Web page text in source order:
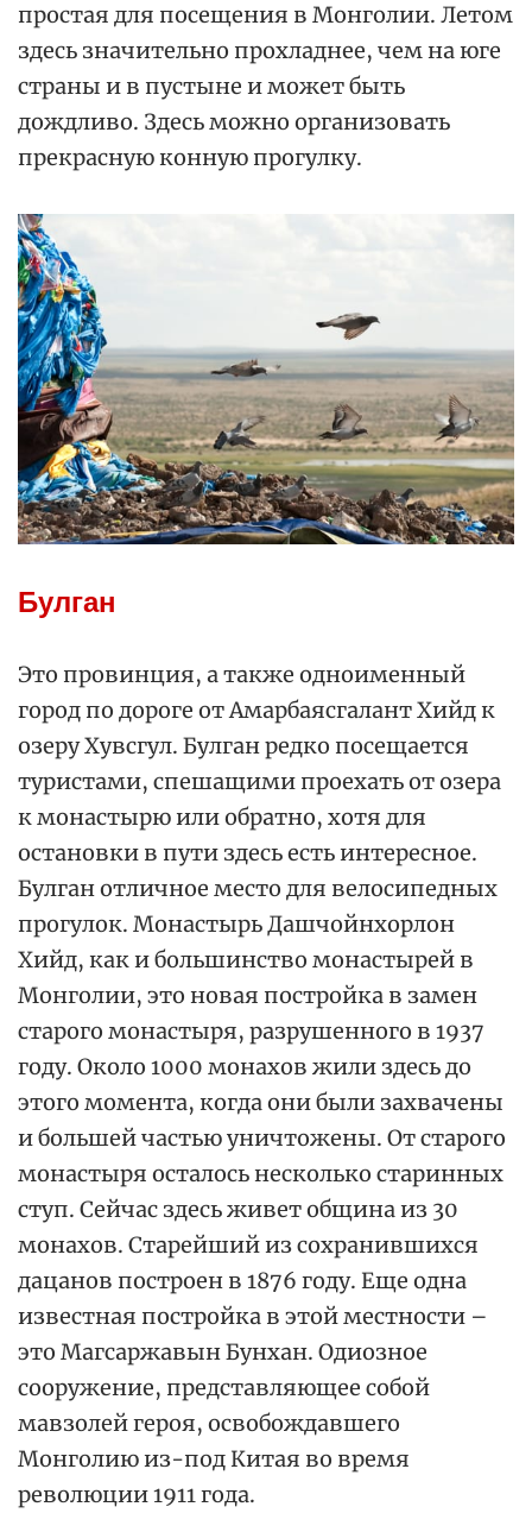
простая для посещения в Монголии. Летом
здесь значительно прохладнее, чем на юге
страны и в пустыне и может быть
дождливо. Здесь можно организовать
прекрасную конную прогулку.
Булган
Это провинция, а также одноименный
город по дороге от Амарбаясгалант Хийд к
озеру Хувсгул. Булган редко посещается
туристами, спешащими проехать от озера
к монастырю или обратно, хотя для
остановки в пути здесь есть интересное.
Булган отличное место для велосипедных
прогулок. Монастырь Дашчойнхорлон
Хийд, как и большинство монастырей в
Монголии, это новая постройка в замен
старого монастыря, разрушенного в 1937
году. Около 1000 монахов жили здесь до
этого момента, когда они были захвачены
и большей частью уничтожены. От старого
монастыря осталось несколько старинных
ступ. Сейчас здесь живет община из 30
монахов. Старейший из сохранившихся
дацанов построен в 1876 году. Еще одна
известная постройка в этой местности –
это Магсаржавын Бунхан. Одиозное
сооружение, представляющее собой
мавзолей героя, освобождавшего
Монголию из-под Китая во время
революции 1911 года.